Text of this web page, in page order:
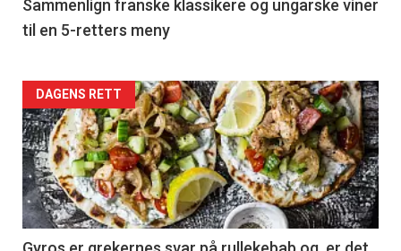
5
Sammenlign franske klassikere og ungarske viner
til en 5-retters meny
Forsiden
akkurat
nå
-
DAGENS RETT